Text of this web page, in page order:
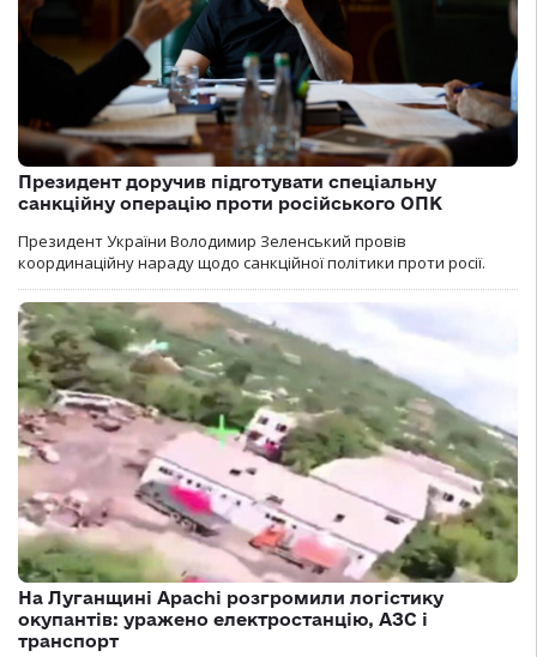
Президент доручив підготувати спеціальну
санкційну операцію проти російського ОПК
Президент України Володимир Зеленський провів
координаційну нараду щодо санкційної політики проти росії.
На Луганщині Apachi розгромили логістику
окупантів: уражено електростанцію, АЗС і
транспорт